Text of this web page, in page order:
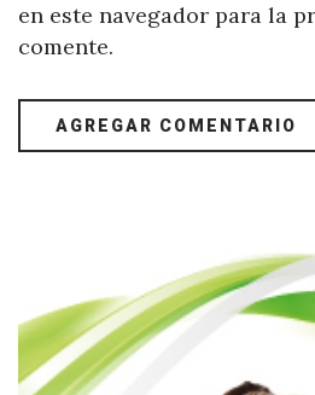
en este navegador para la
comente.